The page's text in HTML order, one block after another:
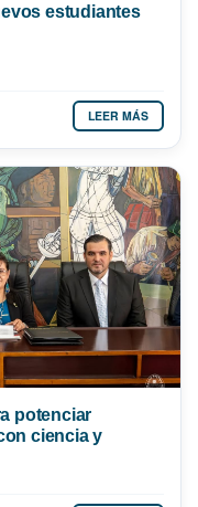
estudiantes
LEER MÁS
potenciar
ciencia y